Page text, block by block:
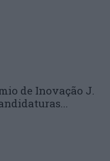
de Inovação J.